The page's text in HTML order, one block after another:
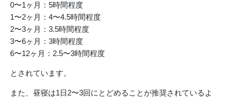
0〜1ヶ月：5時間程度
1〜2ヶ月：4〜4.5時間程度
2〜3ヶ月：3.5時間程度
3〜6ヶ月：3時間程度
6〜12ヶ月：2.5〜3時間程度
とされています。
また、昼寝は1日2〜3回にとどめることが推奨されているよ